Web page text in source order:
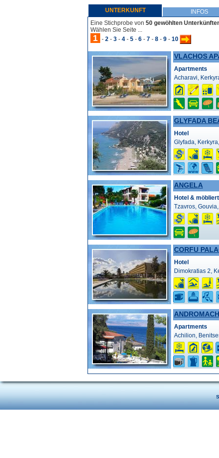
UNTERKUNFT
INFOS
Eine Stichprobe von 50 gewöhlten
Wählen Sie Seite ...
1 - 2 - 3 - 4 - 5 - 6 - 7 - 8 - 9 - 10
VLACHOS
Apartments
Acharavi,
GLYFADA
Hotel
Glyfada,
ANGELA
Hotel &
Tzavros,
CORFU
Hotel
Dimokratias 2,
Apartments
Achilion,